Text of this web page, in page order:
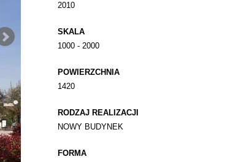
2010
SKALA
1000 - 2000
POWIERZCHNIA
1420
RODZAJ REALIZACJI
NOWY BUDYNEK
FORMA